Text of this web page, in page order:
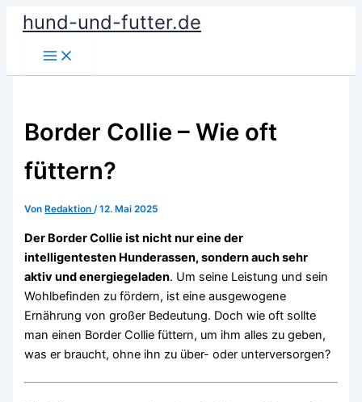
Zum
Inhalt
springen
hund-und-futter.de
Border Collie – Wie oft
füttern?
Von Redaktion/12. Mai 2025
Der Border Collie ist nicht nur eine der
intelligentesten Hunderassen, sondern auch sehr
aktiv und energiegeladen. Um seine Leistung und sein
Wohlbefinden zu fördern, ist eine ausgewogene
Ernährung von großer Bedeutung. Doch wie oft sollte
man einen Border Collie füttern, um ihm alles zu geben,
was er braucht, ohne ihn zu über- oder unterversorgen?